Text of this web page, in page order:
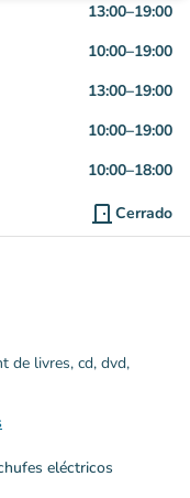
13:00–19:00
10:00–19:00
13:00–19:00
10:00–19:00
10:00–18:00
door_front Cerrado
de livres, cd, dvd,
eléctricos